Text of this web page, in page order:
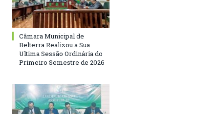
Câmara Municipal de
Belterra Realizou a Sua
Ultima Sessão Ordinária do
Primeiro Semestre de 2026